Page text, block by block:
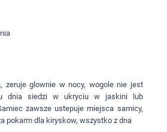
zeruje glownie w nocy, wogole nie jest
dnia siedzi w ukryciu w jaskini lub
zawsze ustepuje miejsca samicy,
pokarm dla kiryskow, wszystko z dna